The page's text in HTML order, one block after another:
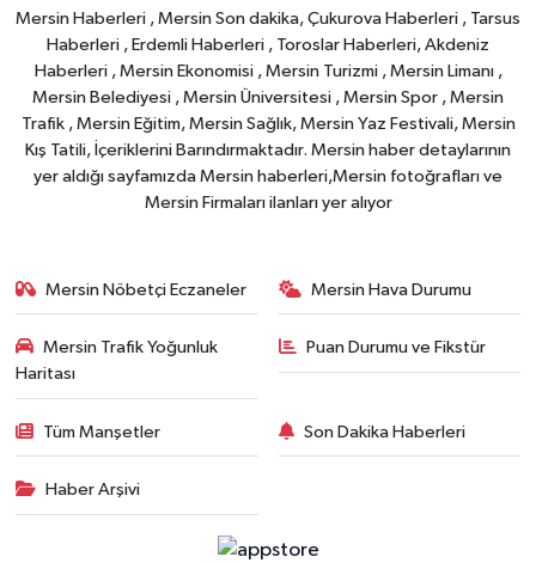
Mersin Haberleri , Mersin Son dakika, Çukurova Haberleri , Tarsus
Haberleri , Erdemli Haberleri , Toroslar Haberleri, Akdeniz
Haberleri , Mersin Ekonomisi , Mersin Turizmi , Mersin Limanı ,
Mersin Belediyesi , Mersin Üniversitesi , Mersin Spor , Mersin
Trafik , Mersin Eğitim, Mersin Sağlık, Mersin Yaz Festivali, Mersin
Kış Tatili, İçeriklerini Barındırmaktadır. Mersin haber detaylarının
yer aldığı sayfamızda Mersin haberleri,Mersin fotoğrafları ve
Mersin Firmaları ilanları yer alıyor
Mersin Nöbetçi Eczaneler Mersin Hava Durumu
Mersin Trafik Yoğunluk
Haritası
Puan Durumu ve Fikstür
Tüm Manşetler Son Dakika Haberleri
Haber Arşivi